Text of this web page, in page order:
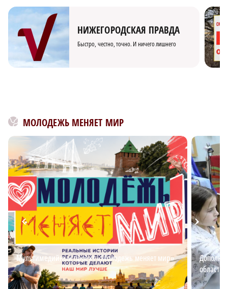
НИЖЕГОРОДСКАЯ ПРАВДА
Быстро, честно, точно. И ничего лишнего
МОЛОДЕЖЬ МЕНЯЕТ МИР
Мультимедийный проект «Молодежь меняет мир»
области: